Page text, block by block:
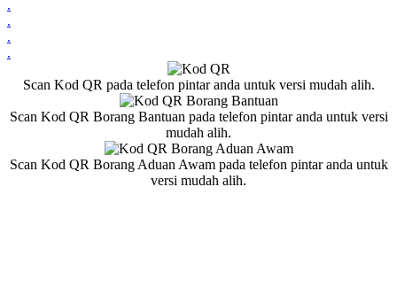
.
.
.
.
Scan Kod QR pada telefon pintar anda untuk versi mudah alih.
Scan Kod QR Borang Bantuan pada telefon pintar anda untuk versi
mudah alih.
Scan Kod QR Borang Aduan Awam pada telefon pintar anda untuk
versi mudah alih.